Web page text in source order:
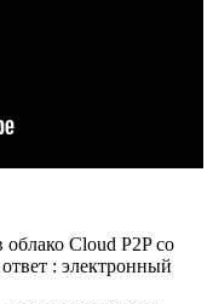
Cloud P2P cо
: электронный